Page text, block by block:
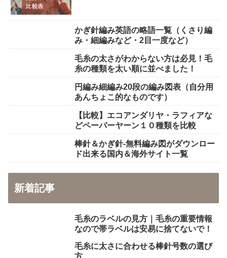
かぎ針編み英語の略語一覧（くさり編
み・細編みなど・2目一度など）
毛糸の太さがわからない方は必見！毛
糸の種類を太い順に並べました！
円編み細編み20段の編み図表（自分用
あんちょこ的なものです）
【比較】エコアンダリヤ・ラフィアな
どペーパーヤーン１０種類を比較
棒針＆かぎ針-無料編み図がダウンロー
ド出来る国内＆海外サイト一覧
新着記事
毛糸のラベルの見方｜毛糸の重要情報
なので帯ラベルは安易に捨てないで！
毛糸に太さに合わせる棒針号数の選び